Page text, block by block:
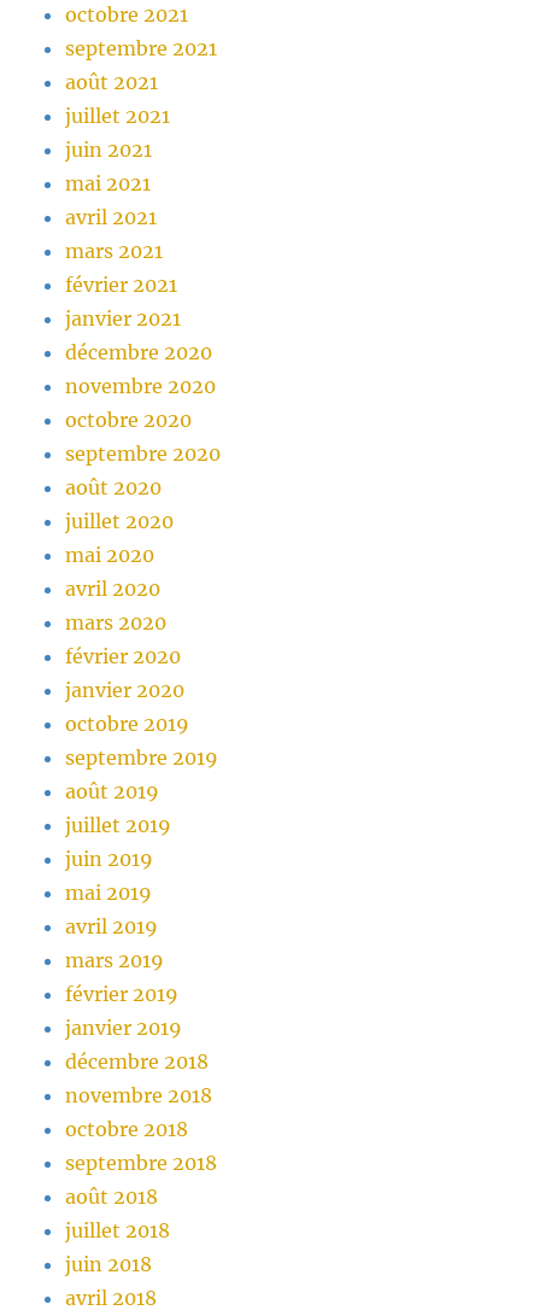
octobre 2021
septembre 2021
août 2021
juillet 2021
juin 2021
mai 2021
avril 2021
mars 2021
février 2021
janvier 2021
décembre 2020
novembre 2020
octobre 2020
septembre 2020
août 2020
juillet 2020
mai 2020
avril 2020
mars 2020
février 2020
janvier 2020
octobre 2019
septembre 2019
août 2019
juillet 2019
juin 2019
mai 2019
avril 2019
mars 2019
février 2019
janvier 2019
décembre 2018
novembre 2018
octobre 2018
septembre 2018
août 2018
juillet 2018
juin 2018
avril 2018